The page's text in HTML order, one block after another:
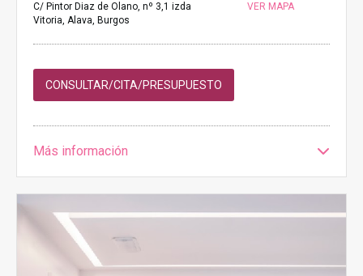
C/ Pintor Diaz de Olano, nº 3,1 izda
Vitoria, Alava, Burgos
VER MAPA
CONSULTAR/CITA/PRESUPUESTO
Más información